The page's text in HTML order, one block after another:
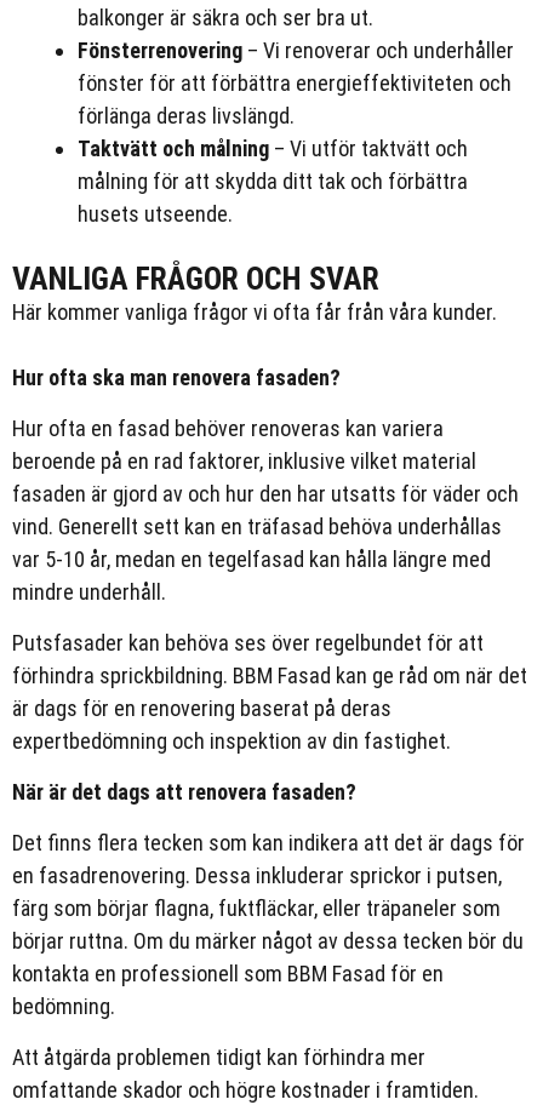
balkonger är säkra och ser bra ut.
Fönsterrenovering – Vi renoverar och underhåller
fönster för att förbättra energieffektiviteten och
förlänga deras livslängd.
Taktvätt och målning – Vi utför taktvätt och
målning för att skydda ditt tak och förbättra
husets utseende.
VANLIGA FRÅGOR OCH SVAR
Här kommer vanliga frågor vi ofta får från våra kunder.
Hur ofta ska man renovera fasaden?
Hur ofta en fasad behöver renoveras kan variera
beroende på en rad faktorer, inklusive vilket material
fasaden är gjord av och hur den har utsatts för väder och
vind. Generellt sett kan en träfasad behöva underhållas
var 5-10 år, medan en tegelfasad kan hålla längre med
mindre underhåll.
Putsfasader kan behöva ses över regelbundet för att
förhindra sprickbildning. BBM Fasad kan ge råd om när det
är dags för en renovering baserat på deras
expertbedömning och inspektion av din fastighet.
När är det dags att renovera fasaden?
Det finns flera tecken som kan indikera att det är dags för
en fasadrenovering. Dessa inkluderar sprickor i putsen,
färg som börjar flagna, fuktfläckar, eller träpaneler som
börjar ruttna. Om du märker något av dessa tecken bör du
kontakta en professionell som BBM Fasad för en
bedömning.
Att åtgärda problemen tidigt kan förhindra mer
omfattande skador och högre kostnader i framtiden.